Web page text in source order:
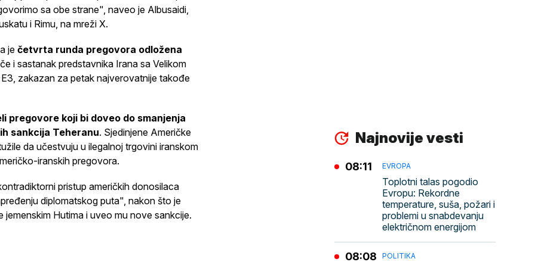
sa obe strane", naveo je Albusaidi,
i Rimu, na mreži X.
ječetvrta runda pregovora odložena
če i sastanak predstavnika Irana sa Velikom
zakazan za petak najverovatnije takođe
pregovore koji bi doveo do smanjenja
sankcija Teheranu. Sjedinjene Američke
da učestvuju u ilegalnoj trgovini iranskom
iranskih pregovora.
pristup američkih donosilaca
diplomatskog puta", nakon što je
Hutima i uveo mu nove sankcije.
Najnovije vesti
EVROPA
Toplotni talas pogodio
Evropu: Rekordne
temperature, suša, požari i
problemi u snabdevanju
električnom energijom
08:11
POLITIKA
08:08